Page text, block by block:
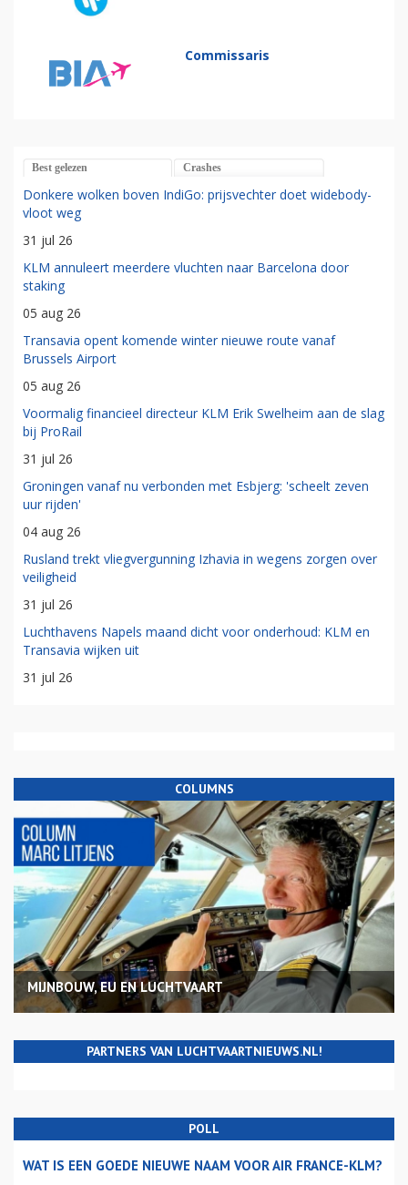
Commissaris
Best gelezen Crashes
Donkere wolken boven IndiGo: prijsvechter doet widebody-
vloot weg
31 jul 26
KLM annuleert meerdere vluchten naar Barcelona door
staking
05 aug 26
Transavia opent komende winter nieuwe route vanaf
Brussels Airport
05 aug 26
Voormalig financieel directeur KLM Erik Swelheim aan de slag
bij ProRail
31 jul 26
Groningen vanaf nu verbonden met Esbjerg: 'scheelt zeven
uur rijden'
04 aug 26
Rusland trekt vliegvergunning Izhavia in wegens zorgen over
veiligheid
31 jul 26
Luchthavens Napels maand dicht voor onderhoud: KLM en
Transavia wijken uit
31 jul 26
COLUMNS
MIJNBOUW, EU EN LUCHTVAART
PARTNERS VAN LUCHTVAARTNIEUWS.NL!
POLL
WAT IS EEN GOEDE NIEUWE NAAM VOOR AIR FRANCE-KLM?